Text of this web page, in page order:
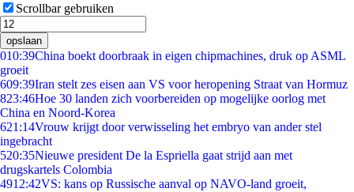
Scrollbar gebruiken
opslaan
010:39China boekt doorbraak in eigen chipmachines, druk op ASML
groeit
609:39Iran stelt zes eisen aan VS voor heropening Straat van Hormuz
823:46Hoe 30 landen zich voorbereiden op mogelijke oorlog met
China en Noord-Korea
621:14Vrouw krijgt door verwisseling het embryo van ander stel
ingebracht
520:35Nieuwe president De la Espriella gaat strijd aan met
drugskartels Colombia
4912:42VS: kans op Russische aanval op NAVO-land groeit,